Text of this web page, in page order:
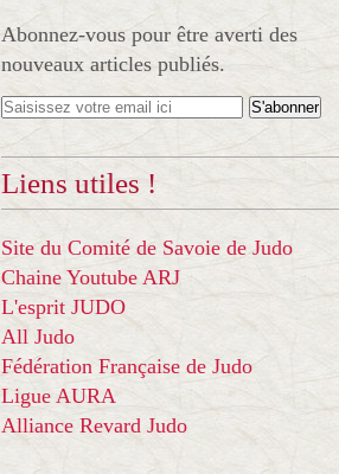
Abonnez-vous pour être averti des
nouveaux articles publiés.
Liens utiles !
Site du Comité de Savoie de Judo
Chaine Youtube ARJ
L'esprit JUDO
All Judo
Fédération Française de Judo
Ligue AURA
Alliance Revard Judo